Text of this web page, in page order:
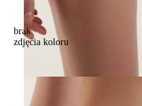
brak
zdjęcia koloru
Majtki damskie CONTE
Majtki damskie CONTE
czarny
41,90 zł